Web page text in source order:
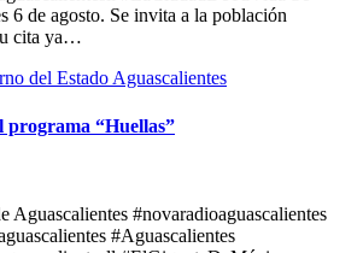
6 de agosto. Se invita a la población
cita ya…
del Estado Aguascalientes
“Huellas”
Aguascalientes #novaradioaguascalientes
#Aguascalientes